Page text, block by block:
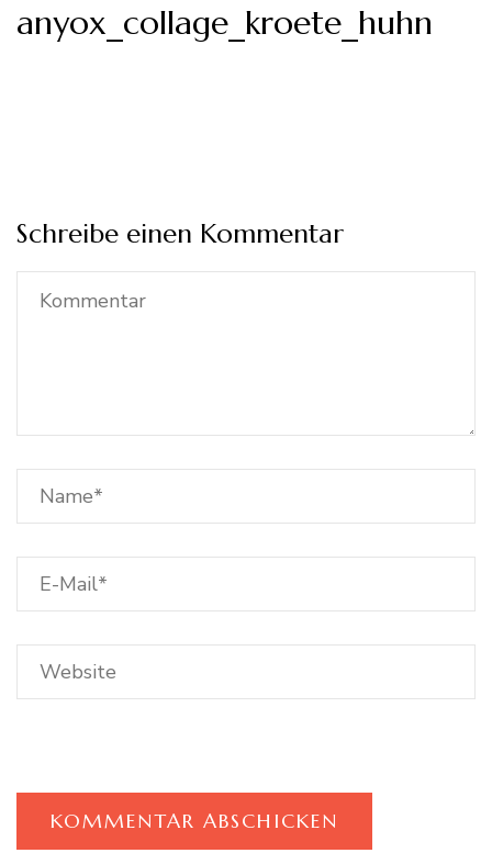
anyox_collage_kroete_huhn
Schreibe einen Kommentar